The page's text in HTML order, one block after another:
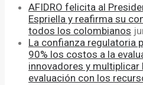
AFIDRO felicita al
Espriella y reafirma su
todos los colombianos
La confianza regulatoria
90% los costos a la
innovadores y multiplicar
evaluación con los